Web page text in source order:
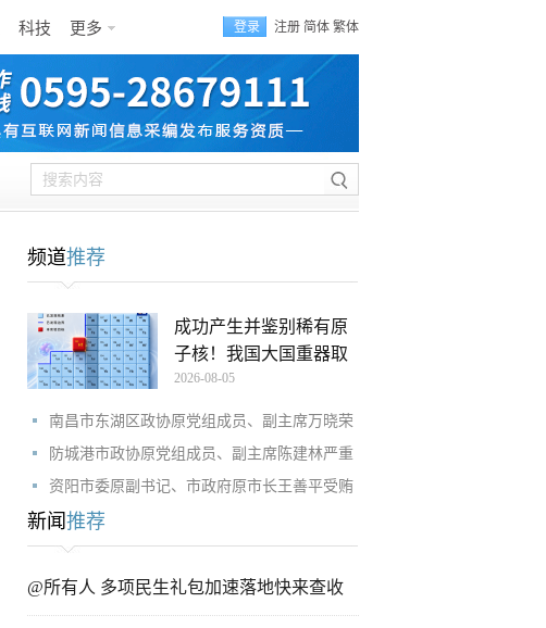
科技 更多 登录 注册 简体 繁体
频道推荐
成功产生并鉴别稀有原
子核！我国大国重器取
2026-08-05
南昌市东湖区政协原党组成员、副主席万晓荣
防城港市政协原党组成员、副主席陈建林严重
资阳市委原副书记、市政府原市长王善平受贿
新闻 推荐
@所有人 多项民生礼包加速落地快来查收